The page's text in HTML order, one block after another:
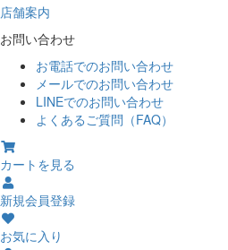
店舗案内
お問い合わせ
お電話でのお問い合わせ
メールでのお問い合わせ
LINEでのお問い合わせ
よくあるご質問（FAQ）
カートを見る
新規会員登録
お気に入り